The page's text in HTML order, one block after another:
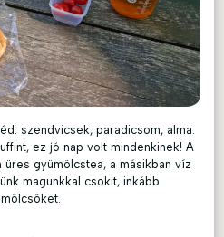
szendvicsek, paradicsom, alma.
ez jó nap volt mindenkinek! A
gyümölcstea, a másikban víz
magunkkal csokit, inkább